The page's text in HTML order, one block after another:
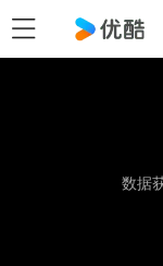
数据